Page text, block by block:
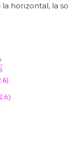
horizontal, la